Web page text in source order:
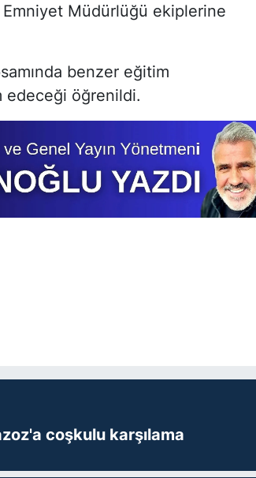
Müdürlüğü ekiplerine
benzer eğitim
edeceği öğrenildi.
coşkulu karşılama